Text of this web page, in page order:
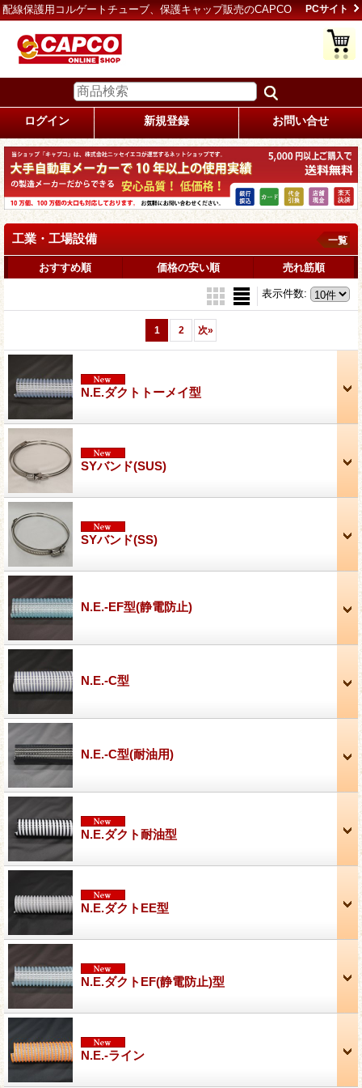
配線保護用コルゲートチューブ、保護キャップ販売のCAPCO PCサイト
ログイン 新規登録 お問い合せ
工業・工場設備 一覧
おすすめ順 価格の安い順 売れ筋順
表示件数:
1 2 次»
N.E.ダクトトーメイ型
SYバンド(SUS)
SYバンド(SS)
N.E.-EF型(静電防止)
N.E.-C型
N.E.-C型(耐油用)
N.E.ダクト耐油型
N.E.ダクトEE型
N.E.ダクトEF(静電防止)型
N.E.-ライン